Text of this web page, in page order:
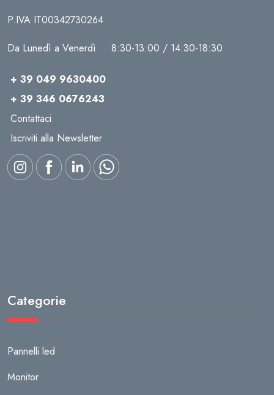
P.IVA IT00342730264
Da Lunedì a Venerdì 8:30-13:00 / 14:30-18:30
+ 39 049 9630400
+ 39 346 0676243
Contattaci
Iscriviti alla Newsletter
Categorie
Pannelli led
Monitor